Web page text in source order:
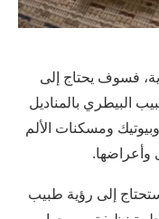
فسوف يحتاج إلى
البيطري بالمناديل
ومسكنات الألم
وأعراضها.
إلى رؤية طبيب